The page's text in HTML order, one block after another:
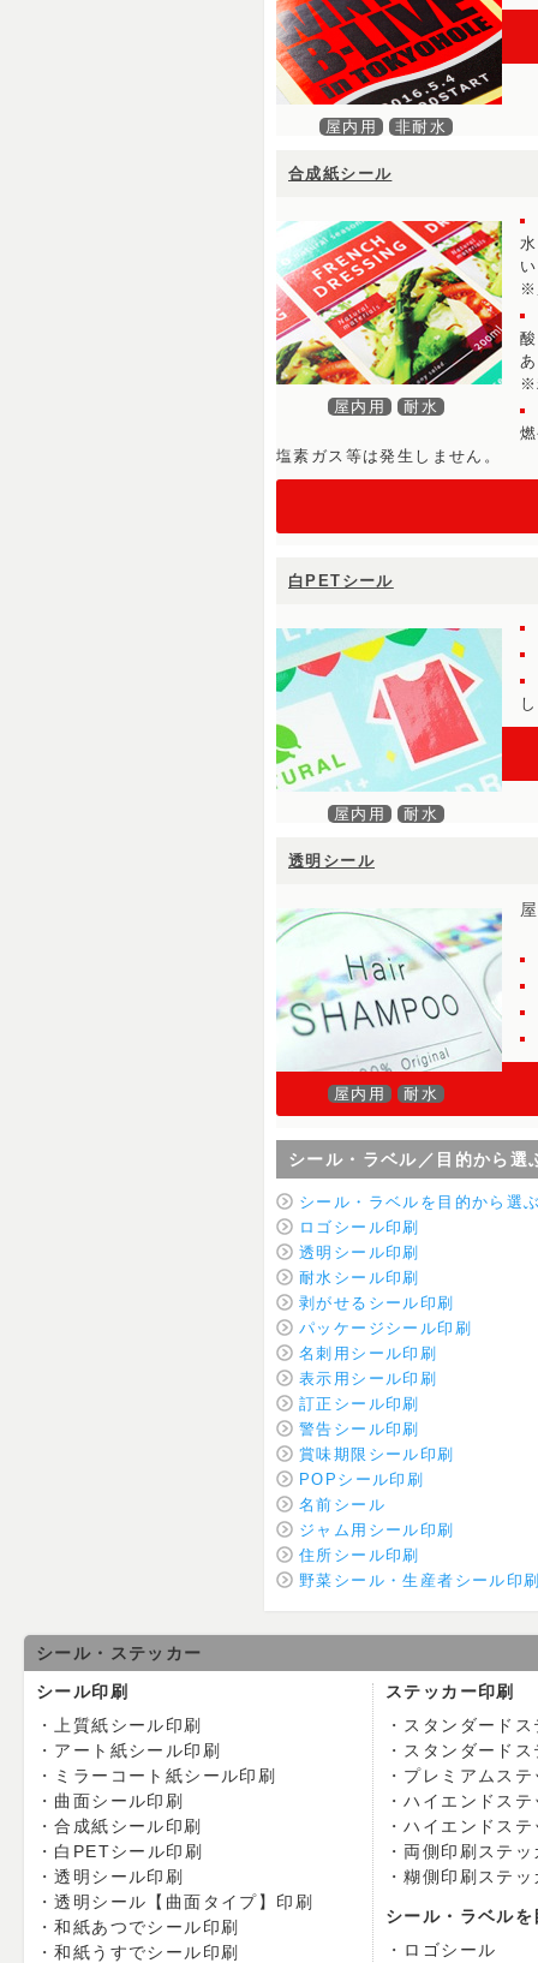
屋内用 非耐水
合成紙シール
屋内用 耐水
※
※
塩素ガス等は発生しません。
白PETシール
屋内用 耐水
透明シール
屋内用 耐水
シール・ラベル／目的から選
シール・ラベルを目的から選
ロゴシール印刷
透明シール印刷
耐水シール印刷
剥がせるシール印刷
パッケージシール印刷
名刺用シール印刷
表示用シール印刷
訂正シール印刷
警告シール印刷
賞味期限シール印刷
POPシール印刷
名前シール
ジャム用シール印刷
住所シール印刷
野菜シール・生産者シール印
シール・ステッカー
シール印刷
上質紙シール印刷
アート紙シール印刷
ミラーコート紙シール印刷
曲面シール印刷
合成紙シール印刷
白PETシール印刷
透明シール印刷
透明シール【曲面タイプ】印刷
和紙あつでシール印刷
和紙うすでシール印刷
ステッカー印刷
スタンダード
スタンダード
プレミアムステ
ハイエンドステ
ハイエンドス
両側印刷ステッ
糊側印刷ステッ
シール・ラベル
ロゴシール